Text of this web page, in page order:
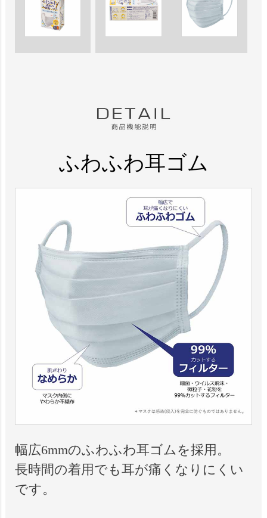
ふわふわ耳ゴム
幅広6mmのふわふわ耳ゴムを採用。
長時間の着用でも耳が痛くなりにくい
です。